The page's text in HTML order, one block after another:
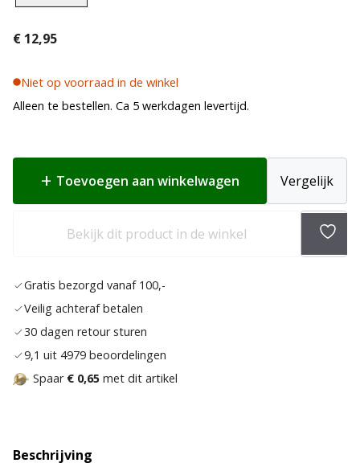
€ 12,95
Niet op voorraad in de winkel
Alleen te bestellen. Ca 5 werkdagen levertijd.
Toevoegen aan winkelwagen Vergelijk
Bekijk dit product in de winkel
Gratis bezorgd vanaf 100,-
Veilig achteraf betalen
30 dagen retour sturen
9,1 uit 4979 beoordelingen
Spaar € 0,65 met dit artikel
Beschrijving